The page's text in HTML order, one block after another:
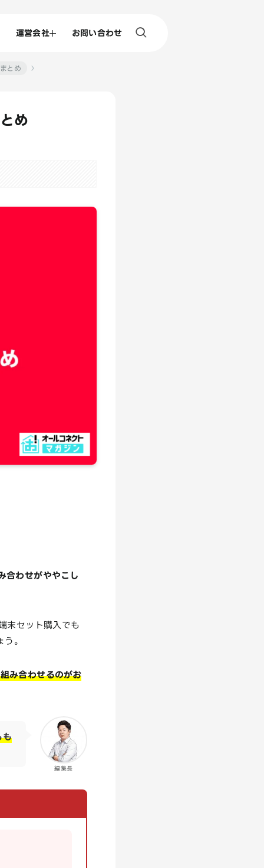
運営会社 お問い合わせ
とめ
め
合わせがややこし
末セット購入でも
。
み合わせるのがお
編集長
も